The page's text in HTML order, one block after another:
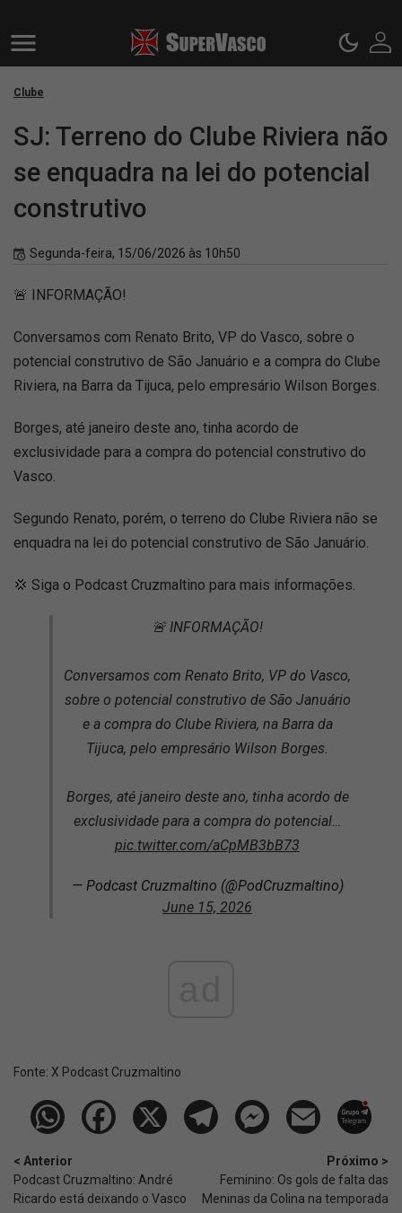
Clube
SJ: Terreno do Clube Riviera não
se enquadra na lei do potencial
construtivo
Segunda-feira, 15/06/2026 às 10h50
🚨 INFORMAÇÃO!
Conversamos com Renato Brito, VP do Vasco, sobre o
potencial construtivo de São Januário e a compra do Clube
Riviera, na Barra da Tijuca, pelo empresário Wilson Borges.
Borges, até janeiro deste ano, tinha acordo de
exclusividade para a compra do potencial construtivo do
Vasco.
Segundo Renato, porém, o terreno do Clube Riviera não se
enquadra na lei do potencial construtivo de São Januário.
💢 Siga o Podcast Cruzmaltino para mais informações.
🚨 INFORMAÇÃO!
Conversamos com Renato Brito, VP do Vasco,
sobre o potencial construtivo de São Januário
e a compra do Clube Riviera, na Barra da
Tijuca, pelo empresário Wilson Borges.
Borges, até janeiro deste ano, tinha acordo de
exclusividade para a compra do potencial…
pic.twitter.com/aCpMB3bB73
— Podcast Cruzmaltino (@PodCruzmaltino)
June 15, 2026
Fonte: X Podcast Cruzmaltino
< Anterior
Podcast Cruzmaltino: André
Ricardo está deixando o Vasco
Próximo >
Feminino: Os gols de falta das
Meninas da Colina na temporada